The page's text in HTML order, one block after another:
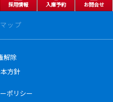
採用情報 入庫予約 お問合せ
ップ
解除
方針
ポリシー